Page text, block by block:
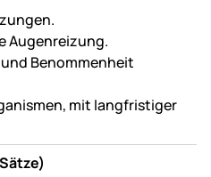
Augenreizung.
Benommenheit
mit langfristiger